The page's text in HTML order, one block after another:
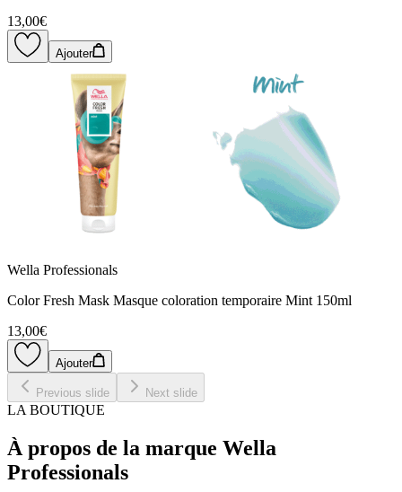
13,00€
Ajouter
Wella Professionals
Color Fresh Mask Masque coloration temporaire Mint 150ml
13,00€
Ajouter
Previous slide Next slide
LA BOUTIQUE
À propos de la marque Wella
Professionals